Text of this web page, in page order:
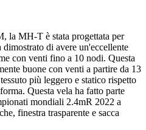
la MH-T è stata progettata per
di avere un'eccellente
con venti fino a 10 nodi. Questa
buone con venti a partire da 13
più leggero e statico rispetto
Questa vela ha fatto parte
mondiali 2.4mR 2022 a
finestra trasparente e sacca